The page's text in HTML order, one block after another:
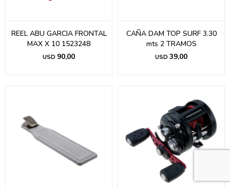
REEL ABU GARCIA FRONTAL
MAX X 10 1523248
USD 90,00
CAÑA DAM TOP SURF 3.30
mts 2 TRAMOS
USD 39,00